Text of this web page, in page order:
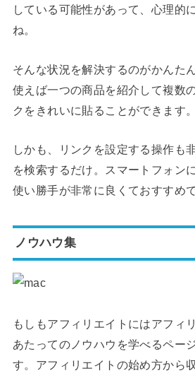
している可能性があって、心理的
ね。
そんな状況を解決するのがかんた
使えば一つの商品を紹介して複数
クをきれいに貼ることができます。
しかも、リンクを設定する操作も
を検索するだけ。スマートフォン
使い勝手が非常に良くておすすめで
ノウハウ集
もしもアフィリエイトにはアフィ
あたってのノウハウを学べるペー
す。アフィリエイトの始め方から